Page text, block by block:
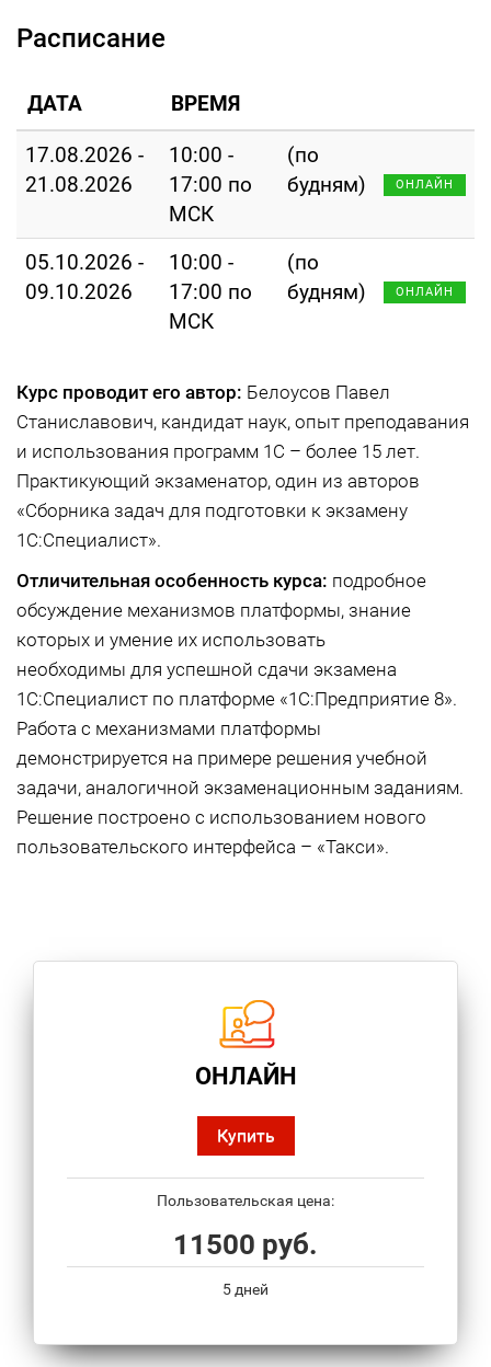
Расписание
ДАТА ВРЕМЯ
17.08.2026 -
21.08.2026
10:00 -
17:00 по
МСК
(по
будням)
ОНЛАЙН
05.10.2026 -
09.10.2026
10:00 -
17:00 по
МСК
(по
будням)
ОНЛАЙН
Курс проводит его автор: Белоусов Павел
Станиславович, кандидат наук, опыт преподавания
и использования программ 1С – более 15 лет.
Практикующий экзаменатор, один из авторов
«Сборника задач для подготовки к экзамену
1С:Специалист».
Отличительная особенность курса: подробное
обсуждение механизмов платформы, знание
которых и умение их использовать
необходимы для успешной сдачи экзамена
1С:Специалист по платформе «1С:Предприятие 8».
Работа с механизмами платформы
демонстрируется на примере решения учебной
задачи, аналогичной экзаменационным заданиям.
Решение построено с использованием нового
пользовательского интерфейса – «Такси».
ОНЛАЙН
Купить
Пользовательская цена:
11500 руб.
5 дней